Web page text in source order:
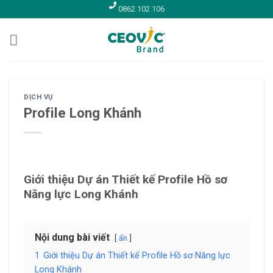
to
content
0862 102 106
DỊCH VỤ
Profile Long Khánh
Giới thiệu Dự án Thiết kế Profile Hồ sơ
Năng lực Long Khánh
Nội dung bài viết ẩn
1 Giới thiệu Dự án Thiết kế Profile Hồ sơ Năng lực
Long Khánh